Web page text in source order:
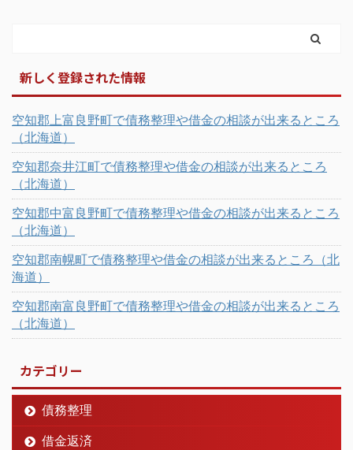
新しく登録された情報
空知郡上富良野町で債務整理や借金の相談が出来るところ
（北海道）
空知郡奈井江町で債務整理や借金の相談が出来るところ
（北海道）
空知郡中富良野町で債務整理や借金の相談が出来るところ
（北海道）
空知郡南幌町で債務整理や借金の相談が出来るところ（北
海道）
空知郡南富良野町で債務整理や借金の相談が出来るところ
（北海道）
カテゴリー
債務整理
借金返済